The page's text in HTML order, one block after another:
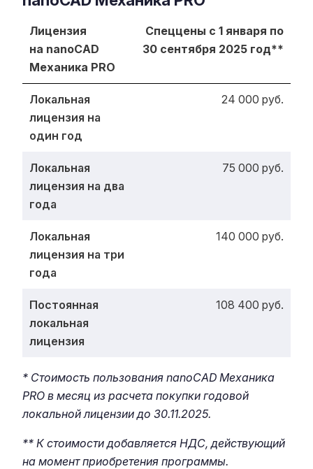
Лицензия
на nanoCAD
Механика PRO
Спеццены с 1 января по
30 сентября 2025 год**
Локальная
лицензия на
один год
24 000 руб.
Локальная
лицензия на два
года
75 000 руб.
Локальная
лицензия на три
года
140 000 руб.
Постоянная
локальная
лицензия
108 400 руб.
* Стоимость пользования nanoCAD Механика
PRO в месяц из расчета покупки годовой
локальной лицензии до 30.11.2025.
** К стоимости добавляется НДС, действующий
на момент приобретения программы.